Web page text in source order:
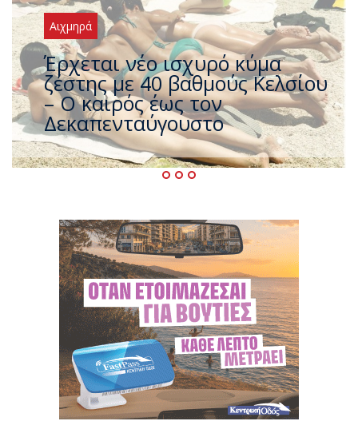
Αιχμηρά
Άφαντος ο Τσίπρας… την ώρα
που η χώρα καίγεται